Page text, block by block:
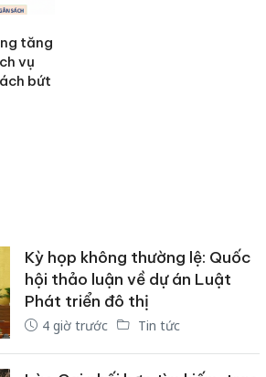
tăng
vụ
bứt
Kỳ họp không thường lệ: Quốc
hội thảo luận về dự án Luật
Phát triển đô thị
4 giờ trước Tin tức